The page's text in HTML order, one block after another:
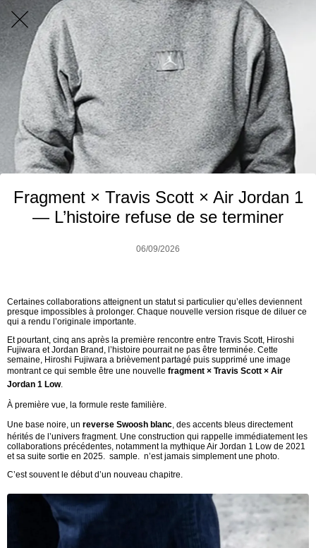
Fragment × Travis Scott × Air Jordan 1
— L’histoire refuse de se terminer
06/09/2026
Certaines collaborations atteignent un statut si particulier qu’elles deviennent
presque impossibles à prolonger. Chaque nouvelle version risque de diluer ce
qui a rendu l’originale importante.
Et pourtant, cinq ans après la première rencontre entre Travis Scott, Hiroshi
Fujiwara et Jordan Brand, l’histoire pourrait ne pas être terminée. Cette
semaine, Hiroshi Fujiwara a brièvement partagé puis supprimé une image
montrant ce qui semble être une nouvelle fragment × Travis Scott × Air
Jordan 1 Low.
À première vue, la formule reste familière.
Une base noire, un reverse Swoosh blanc , des accents bleus directement
hérités de l’univers fragment. Une construction qui rappelle immédiatement les
collaborations précédentes, notamment la mythique Air Jordan 1 Low de 2021
et sa suite sortie en 2025. sample. n’est jamais simplement une photo.
C’est souvent le début d’un nouveau chapitre.